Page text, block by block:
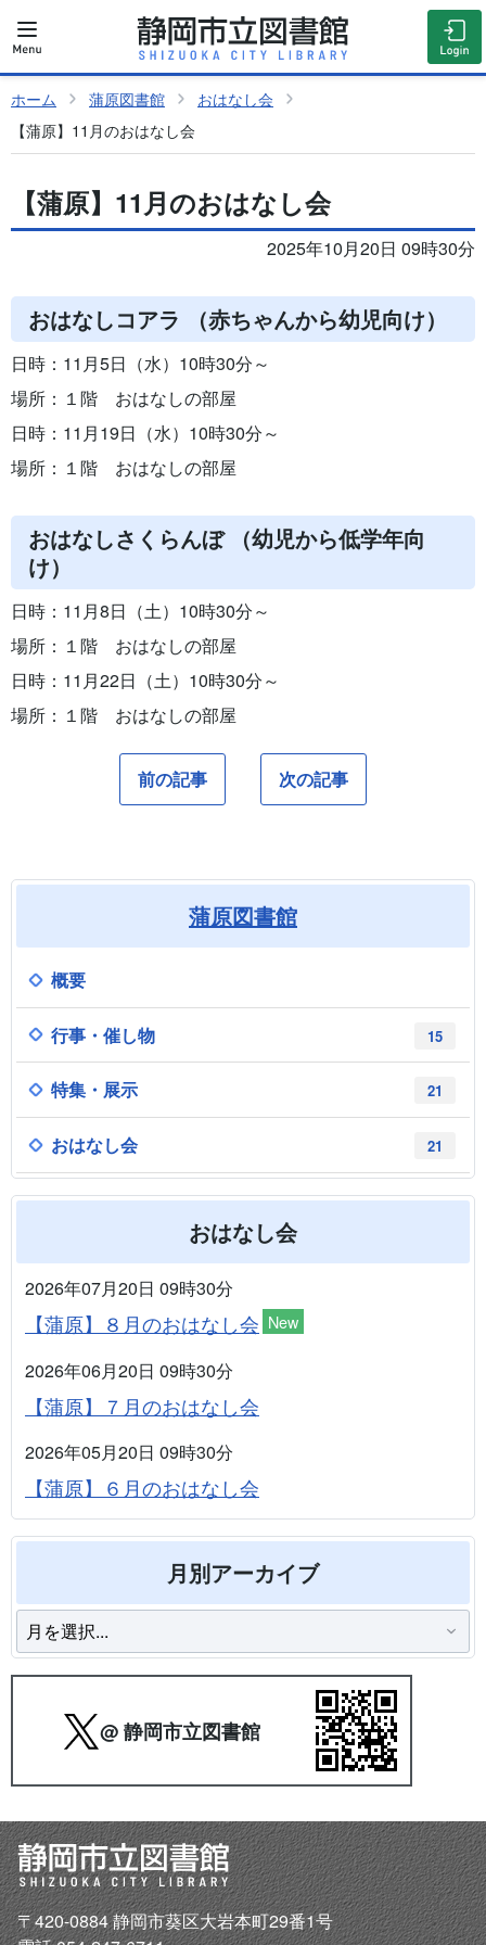
ホーム 蒲原図書館
おはなし会
【蒲原】11月のおはなし会
【蒲原】11月のおはなし会
2025年10月20日 09時30分
おはなしコアラ （赤ちゃんから幼児向け）
日時：11月5日（水）10時30分～
場所：１階 おはなしの部屋
日時：11月19日（水）10時30分～
場所：１階 おはなしの部屋
おはなしさくらんぼ （幼児から低学年向
け）
日時：11月8日（土）10時30分～
場所：１階 おはなしの部屋
日時：11月22日（土）10時30分～
場所：１階 おはなしの部屋
前の記事 次の記事
蒲原図書館
概要
15
行事・催し物
21
特集・展示
21
おはなし会
おはなし会
2026年07月20日 09時30分
【蒲原】８月のおはなし会 New
2026年06月20日 09時30分
【蒲原】７月のおはなし会
2026年05月20日 09時30分
【蒲原】６月のおはなし会
月別アーカイブ
@ 静岡市立図書館
〒420-0884 静岡市葵区大岩本町29番1号